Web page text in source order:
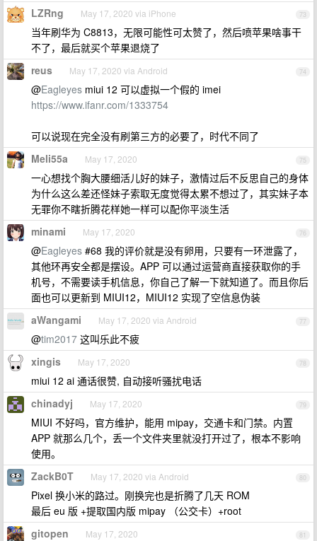
73
LZRng May 17, 2020 via iPhone
当年刷华为 C8813，无限可能性可太赞了，然后喷苹果啥事干
不了，最后就买个苹果退烧了
74
reus May 17, 2020 via Android
@Eagleyes miui 12 可以虚拟一个假的 imei
https://www.ifanr.com/1333754
可以说现在完全没有刷第三方的必要了，时代不同了
75
Meli55a May 17, 2020
一心想找个胸大腰细活儿好的妹子，激情过后不反思自己的身体
为什么这么差还怪妹子索取无度觉得太累不想过了，其实妹子本
无罪你不瞎折腾花样她一样可以配你平淡生活
76
minami May 17, 2020
@Eagleyes #68 我的评价就是没有卵用，只要有一环泄露了，
其他环再安全都是摆设。APP 可以通过运营商直接获取你的手
机号，不需要读手机信息，你自己了解一下就知道了。而且你后
面也可以更新到 MIUI12，MIUI12 实现了空信息伪装
77
aWangami May 17, 2020 via Android
@tim2017 这叫乐此不疲
78
xingis May 17, 2020
miui 12 ai 通话很赞, 自动接听骚扰电话
79
chinadyj May 17, 2020
MIUI 不好吗，官方维护，能用 mipay，交通卡和门禁。内置
APP 就那么几个，丢一个文件夹里就没打开过了，根本不影响
使用。
80
ZackB0T May 17, 2020 via Android
Pixel 换小米的路过。刚换完也是折腾了几天 ROM
最后 eu 版 +提取国内版 mipay （公交卡）+root
81
gitopen May 17, 2020